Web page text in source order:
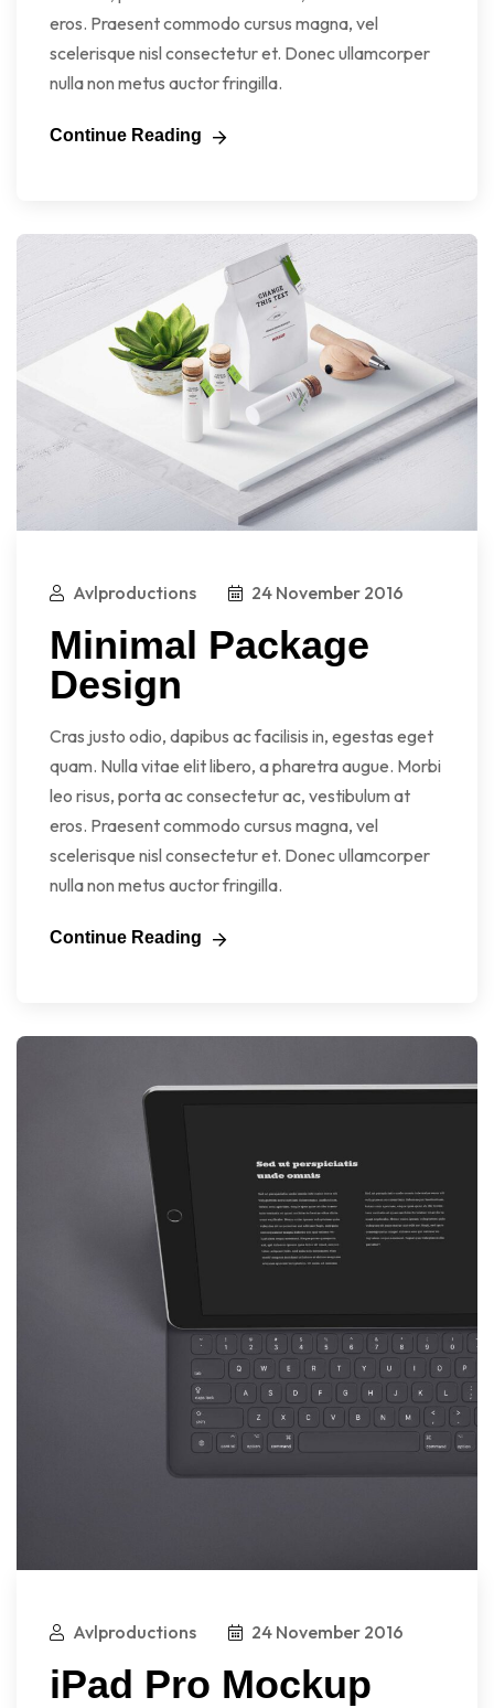
eros. Praesent commodo cursus magna, vel
scelerisque nisl consectetur et. Donec ullamcorper
nulla non metus auctor fringilla.
Continue Reading
Avlproductions 24 November 2016
Minimal Package
Design
Cras justo odio, dapibus ac facilisis in, egestas eget
quam. Nulla vitae elit libero, a pharetra augue. Morbi
leo risus, porta ac consectetur ac, vestibulum at
eros. Praesent commodo cursus magna, vel
scelerisque nisl consectetur et. Donec ullamcorper
nulla non metus auctor fringilla.
Continue Reading
Avlproductions 24 November 2016
iPad Pro Mockup